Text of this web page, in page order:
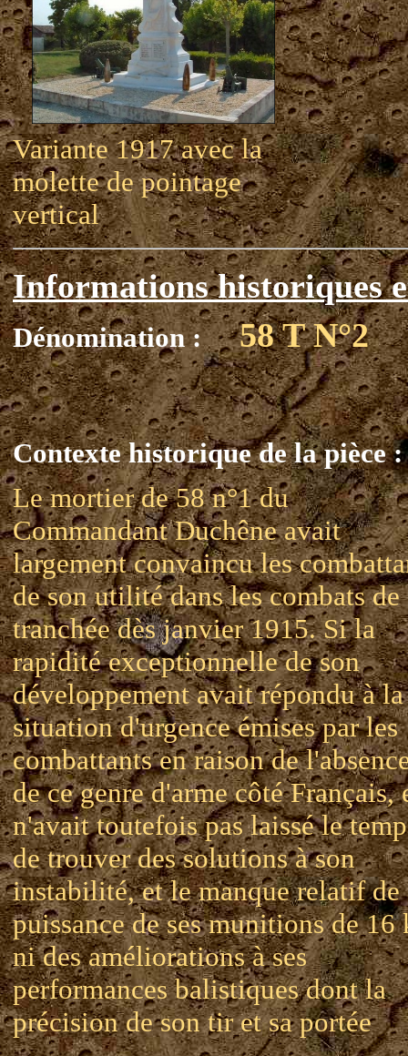
Variante 1917 avec la
molette de pointage
vertical
Informations historiques
Dénomination : 58 T N°2
Contexte historique de la pièce :
Le mortier de 58 n°1 du
Commandant Duchêne avait
largement convaincu les
de son utilité dans les combats de
tranchée dès janvier 1915. Si la
rapidité exceptionnelle de son
développement avait répondu à la
situation d'urgence émises par les
combattants en raison de
de ce genre d'arme côté Français,
n'avait toutefois pas laissé le
de trouver des solutions à son
instabilité, et le manque relatif de
puissance de ses munitions de 16
ni des améliorations à ses
performances balistiques dont la
précision de son tir et sa portée